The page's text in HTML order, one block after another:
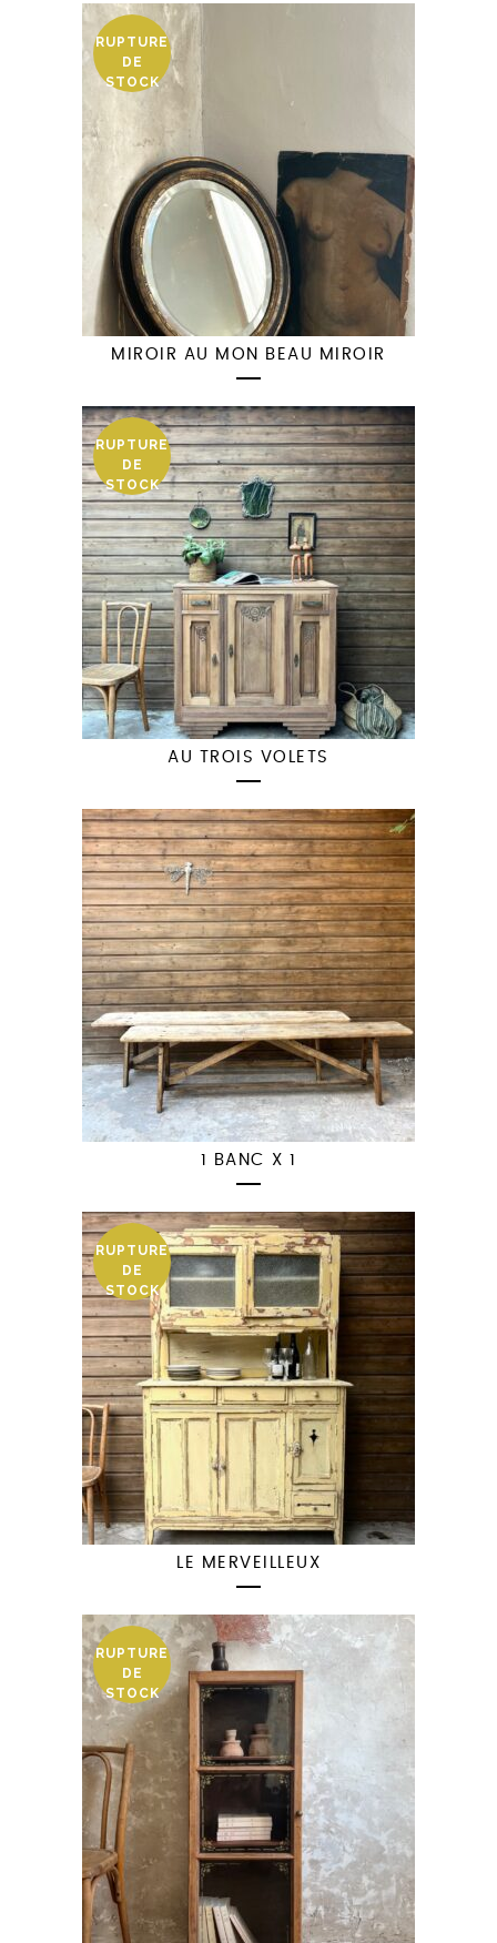
RUPTURE
DE
STOCK
MIROIR AU MON BEAU MIROIR
RUPTURE
DE
STOCK
AU TROIS VOLETS
1 BANC X 1
RUPTURE
DE
STOCK
LE MERVEILLEUX
RUPTURE
DE
STOCK